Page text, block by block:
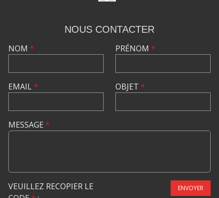
NOUS CONTACTER
NOM *
EMAIL*
PRÉNOM *
OBJET *
MESSAGE *
VEUILLEZ RECOPIER LE
ENVOYER